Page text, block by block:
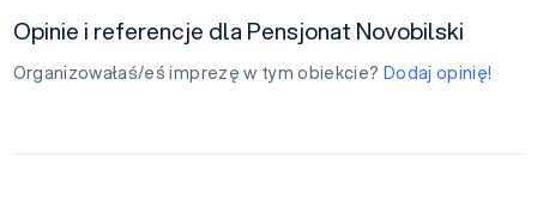
Opinie i referencje dla Pensjonat Novobilski
Organizowałaś/eś imprezę w tym obiekcie? Dodaj opinię!